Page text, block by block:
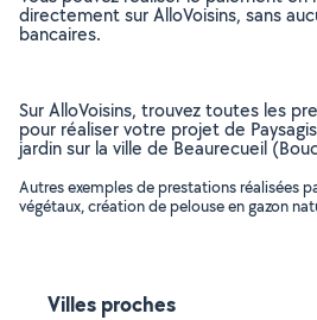
directement sur AlloVoisins, sans
bancaires.
Sur AlloVoisins, trouvez toutes les
pour réaliser votre projet de
jardin sur la ville de Beaurecueil
Autres exemples de prestations réalisées
végétaux, création de pelouse en gazon
Villes proches